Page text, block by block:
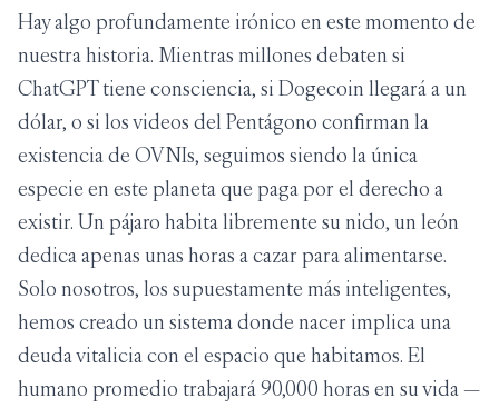
Hay algo profundamente irónico en este momento de
nuestra historia. Mientras millones debaten si
ChatGPT tiene consciencia, si Dogecoin llegará a un
dólar, o si los videos del Pentágono confirman la
existencia de OVNIs, seguimos siendo la única
especie en este planeta que paga por el derecho a
existir. Un pájaro habita libremente su nido, un león
dedica apenas unas horas a cazar para alimentarse.
Solo nosotros, los supuestamente más inteligentes,
hemos creado un sistema donde nacer implica una
deuda vitalicia con el espacio que habitamos. El
humano promedio trabajará 90,000 horas en su vida —